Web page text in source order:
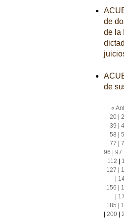
de
de la
de
«
20|
39
58
77
96
97
112
127
156
185
200|